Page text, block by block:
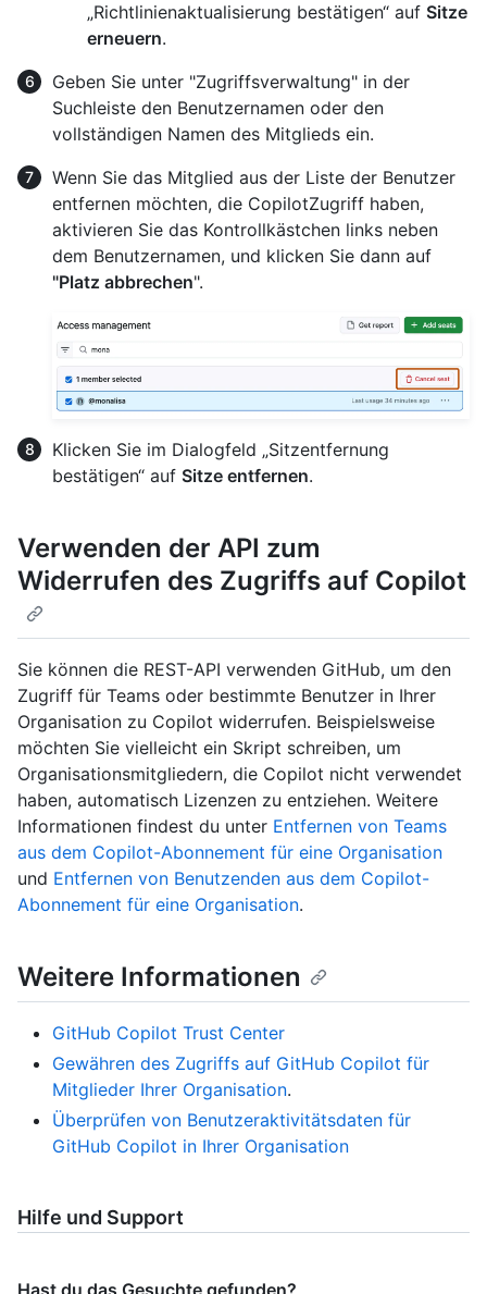
„Richtlinienaktualisierung bestätigen“ auf Sitze
erneuern.
Geben Sie unter "Zugriffsverwaltung" in der
Suchleiste den Benutzernamen oder den
vollständigen Namen des Mitglieds ein.
Wenn Sie das Mitglied aus der Liste der Benutzer
entfernen möchten, die CopilotZugriff haben,
aktivieren Sie das Kontrollkästchen links neben
dem Benutzernamen, und klicken Sie dann auf
"Platz abbrechen".
Klicken Sie im Dialogfeld „Sitzentfernung
bestätigen“ auf Sitze entfernen.
Verwenden der API zum
Widerrufen des Zugriffs auf Copilot
Sie können die REST-API verwenden GitHub, um den
Zugriff für Teams oder bestimmte Benutzer in Ihrer
Organisation zu Copilot widerrufen. Beispielsweise
möchten Sie vielleicht ein Skript schreiben, um
Organisationsmitgliedern, die Copilot nicht verwendet
haben, automatisch Lizenzen zu entziehen. Weitere
Informationen findest du unter Entfernen von Teams
aus dem Copilot-Abonnement für eine Organisation
und Entfernen von Benutzenden aus dem Copilot-
Abonnement für eine Organisation.
Weitere Informationen
GitHub Copilot Trust Center
Gewähren des Zugriffs auf GitHub Copilot für
Mitglieder Ihrer Organisation.
Überprüfen von Benutzeraktivitätsdaten für
GitHub Copilot in Ihrer Organisation
Hilfe und Support